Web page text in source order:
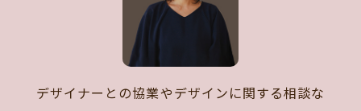
デザイナーとの協業やデザインに関する相談な